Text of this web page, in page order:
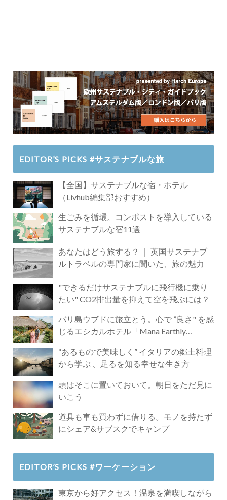
EDITOR’S PICKS #サステナブルな旅
【全国】サステナブルな宿・ホテル
（Livhub編集部おすすめ）
生ごみを循環。コンポストを導入している
サステナブルな宿11選
あなたはどう旅する？ ｜ 英国サステナブ
ルトラベルの専門家に聞いた、旅の魅力
"できるだけサステナブルに飛行機に乗り
たい" CO2排出量を抑えて空を飛ぶには？
バリ島ウブドに旅立とう。心で ”良さ" を感
じるエシカルホテル「Mana Earthly
“あるもので美味しく” イタリアの郷土料理
から学ぶ 、足るを知る幸せな生き方
頭はそこに置いておいて。朝日をただ見に
いこう
道具も車も買わずに借りる。モノを持たず
にシェア&サブスクでキャンプ
EDITOR’S PICKS #ワーケーション
東京から好アクセス！温泉を満喫しながら